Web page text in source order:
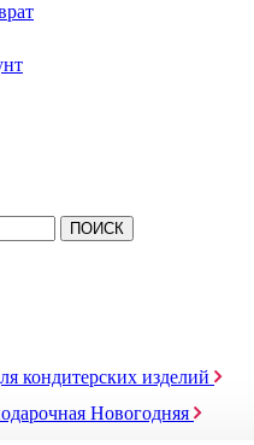
ПОИСК
кондитерских изделий
Новогодняя